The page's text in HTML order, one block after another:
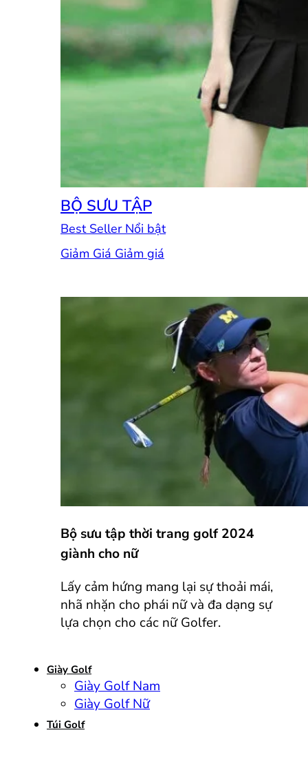
BỘ SƯU TẬP
Best Seller
Giảm Giá
Bộ sưu tập thời trang golf 2024
giành cho nữ
Lấy cảm hứng mang lại sự thoải mái,
nhã nhặn cho phái nữ và đa dạng sự
lựa chọn cho các nữ Golfer.
Giày Golf
Giày Golf Nam
Giày Golf Nữ
Túi Golf